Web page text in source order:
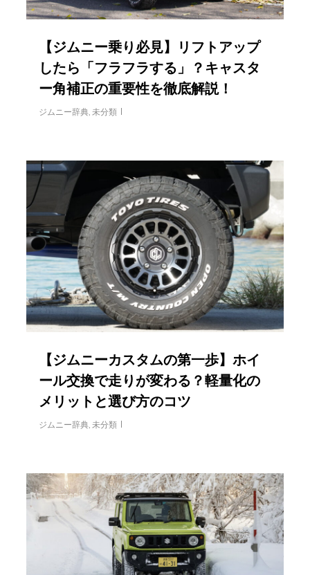
【ジムニー乗り必見】リフトアップ
したら「フラフラする」？キャスタ
ー角補正の重要性を徹底解説！
ジムニー辞典,未分類
【ジムニーカスタムの第一歩】ホイ
ール交換で走りが変わる？軽量化の
メリットと選び方のコツ
ジムニー辞典 ,未分類